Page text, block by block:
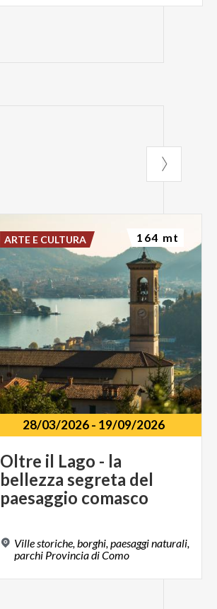
28/03/2026- 19/09/2026
Oltre il Lago - la
bellezza segreta del
paesaggio comasco
Ville storiche, borghi, paesaggi naturali,
parchi Provincia di Como
ARTE E CULTURA 164 mt